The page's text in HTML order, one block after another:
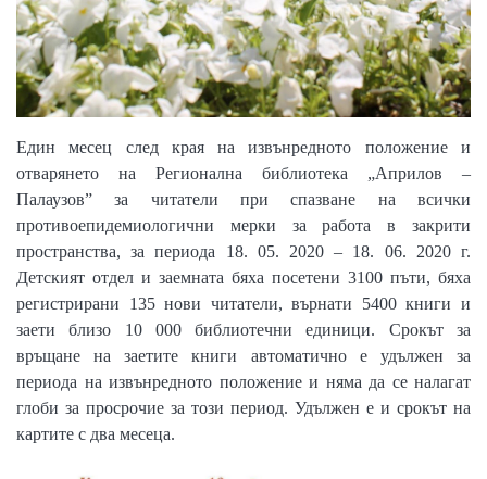
Един месец след края на извънредното положение и
отварянето
на Регионална библиотека „Априлов –
Палаузов” за читатели при спазване на всички
противоепидемиологични мерки за работа в закрити
пространства, за периода 18. 05. 2020 – 18. 06. 2020 г.
Детският отдел и заемната бяха посетени 3100 пъти, бяха
регистрирани 135нови читатели, върнати 5400книги и
заети близо 10 000библиотечни единици.
Срокът за
връщане на заетите книги автоматично е удължен за
периода на извънредното положение и няма да се налагат
глоби за просрочие за този период. Удължен е и срокът на
картите с два месеца.